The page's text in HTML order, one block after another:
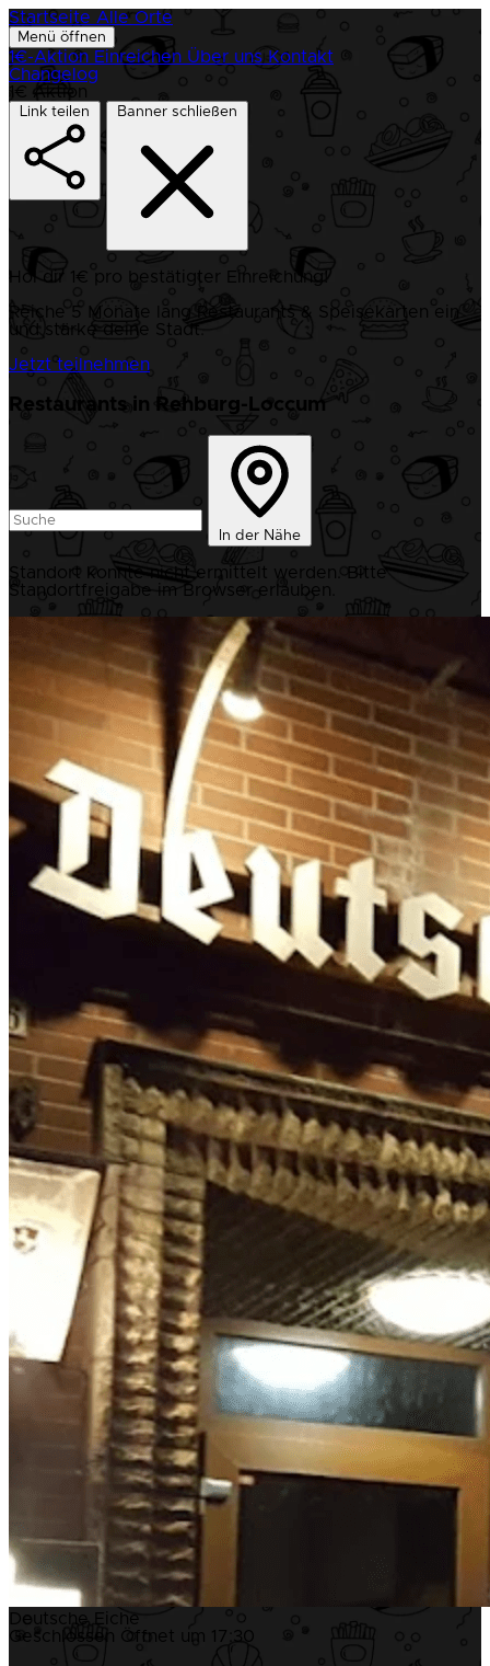
Startseite Alle Orte
Menü öffnen
1€-Aktion Einreichen Über uns Kontakt
Changelog
1€ Aktion
Link teilen Banner schließen
Hol dir 1€ pro bestätigter Einreichung!
Reiche 5 Monate lang Restaurants & Speisekarten ein
und stärke deine Stadt.
Jetzt teilnehmen
Restaurants in Rehburg-Loccum
In der Nähe
Standort konnte nicht ermittelt werden. Bitte
Standortfreigabe im Browser erlauben.
Deutsche Eiche
Geschlossen Öffnet um 17:30